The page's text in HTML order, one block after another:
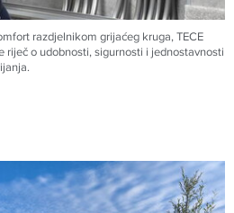
razdjelnikom grijaćeg kruga, TECE
riječ o udobnosti, sigurnosti i jednostavnosti